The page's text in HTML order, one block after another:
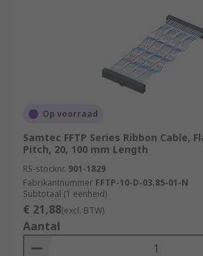
Op voorraad
Samtec FFTP Series Ribbon Cable,
Pitch, 20, 100 mm Length
RS-stocknr. 901-1829
Fabrikantnummer FFTP-10-D-03.85-01-N
Subtotaal (1 eenheid)
€ 21,88(excl. BTW)
Aantal